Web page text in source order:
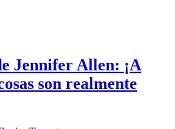
Jennifer Allen: ¡A
son realmente